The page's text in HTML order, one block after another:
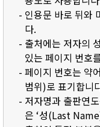
- 인용문 바로 뒤와
다.
- 출처에는 저자의
있는 페이지 번호
- 페이지 번호는 약
범위)로 표기합니
- 저자명과 출판연
은 ‘성(Last